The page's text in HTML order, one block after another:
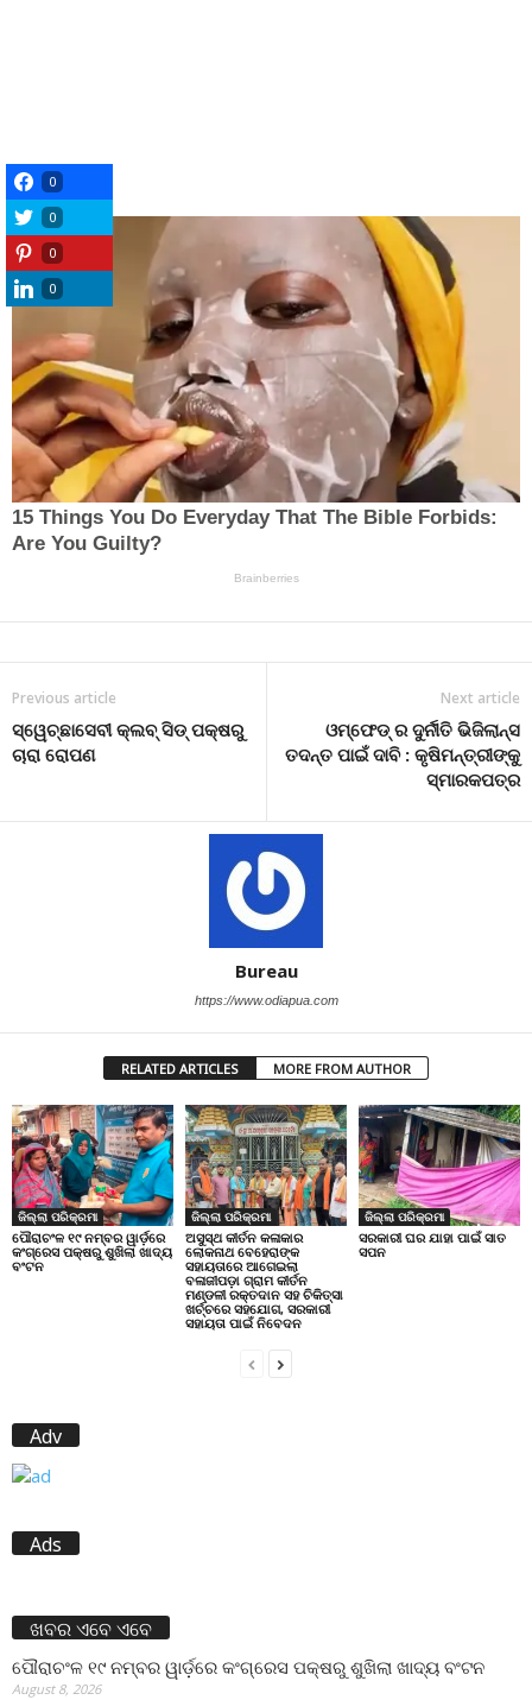
Previous article
ସ୍ୱେଚ୍ଛାସେବୀ କ୍ଲବ୍ ସିଡ୍ ପକ୍ଷରୁ
ଚାରା ରୋପଣ
Next article
ଓମ୍ଫେଡ୍ ର ଦୁର୍ନୀତି ଭିଜିଲାନ୍ସ
ତଦନ୍ତ ପାଇଁ ଦାବି : କୃଷିମନ୍ତ୍ରୀଙ୍କୁ
ସ୍ମାରକପତ୍ର
Bureau
https://www.odiapua.com
RELATED ARTICLES MORE FROM AUTHOR
ଜିଲ୍ଲା ପରିକ୍ରମା
ପୌରାଚଂଳ ୧୯ ନମ୍ବର ୱାର୍ଡ଼ରେ
କଂଗ୍ରେସ ପକ୍ଷରୁ ଶୁଖିଲା ଖାଦ୍ୟ
ବଂଟନ
ଜିଲ୍ଲା ପରିକ୍ରମା
ଅସୁସ୍ଥ କୀର୍ତନ କଳାକାର
ଲୋକନାଥ ବେହେରାଙ୍କ
ସହାୟତାରେ ଆଗେଇଲା
ବଳାଜୀପଡ଼ା ଗ୍ରାମ କୀର୍ତନ
ମଣ୍ଡଳୀ ରକ୍ତଦାନ ସହ ଚିକିତ୍ସା
ଖର୍ଚ୍ଚରେ ସହଯୋଗ, ସରକାରୀ
ସହାୟତା ପାଇଁ ନିବେଦନ
ଜିଲ୍ଲା ପରିକ୍ରମା
ସରକାରୀ ଘର ଯାହା ପାଇଁ ସାତ
ସପନ
Adv
Ads
ଖବର ଏବେ ଏବେ
ପୌରାଚଂଳ ୧୯ ନମ୍ବର ୱାର୍ଡ଼ରେ କଂଗ୍ରେସ ପକ୍ଷରୁ ଶୁଖିଲା ଖାଦ୍ୟ ବଂଟନ
August 8, 2026
0
0
0
0